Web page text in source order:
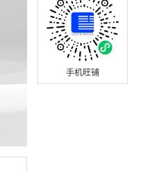
手机旺铺